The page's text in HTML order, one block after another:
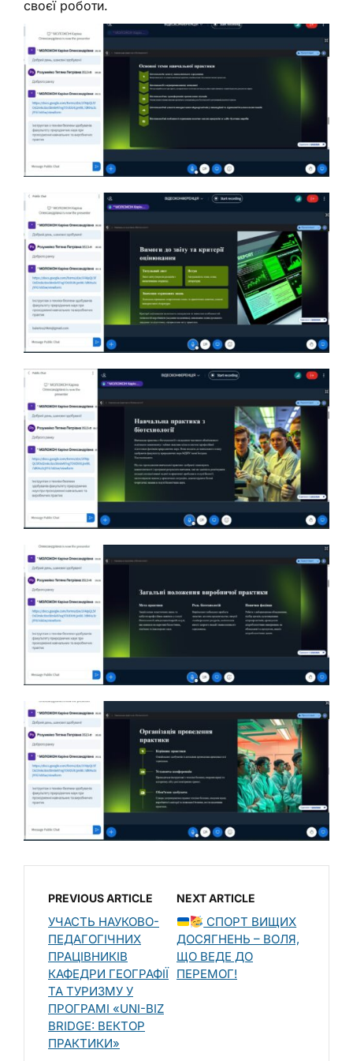
своєї роботи.
PREVIOUS ARTICLE
УЧАСТЬ НАУКОВО-
ПЕДАГОГІЧНИХ
ПРАЦІВНИКІВ
КАФЕДРИ ГЕОГРАФІЇ
ТА ТУРИЗМУ У
ПРОГРАМІ «UNI-BIZ
BRIDGE: ВЕКТОР
ПРАКТИКИ»
NEXT ARTICLE
СПОРТ ВИЩИХ
ДОСЯГНЕНЬ – ВОЛЯ,
ЩО ВЕДЕ ДО
ПЕРЕМОГ!